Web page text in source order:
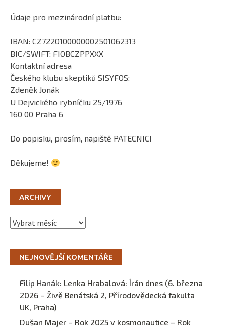
Údaje pro mezinárodní platbu:
IBAN: CZ7220100000002501062313
BIC/SWIFT: FIOBCZPPXXX
Kontaktní adresa
Českého klubu skeptiků SISYFOS:
Zdeněk Jonák
U Dejvického rybníčku 25/1976
160 00 Praha 6
Do popisku, prosím, napiště PATECNICI
Děkujeme!
ARCHIVY
Archivy
NEJNOVĚJŠÍ KOMENTÁŘE
Filip Hanák: Lenka Hrabalová: Írán dnes (6. března
2026 – Živě Benátská 2, Přírodovědecká fakulta
UK, Praha)
Dušan Majer – Rok 2025 v kosmonautice – Rok